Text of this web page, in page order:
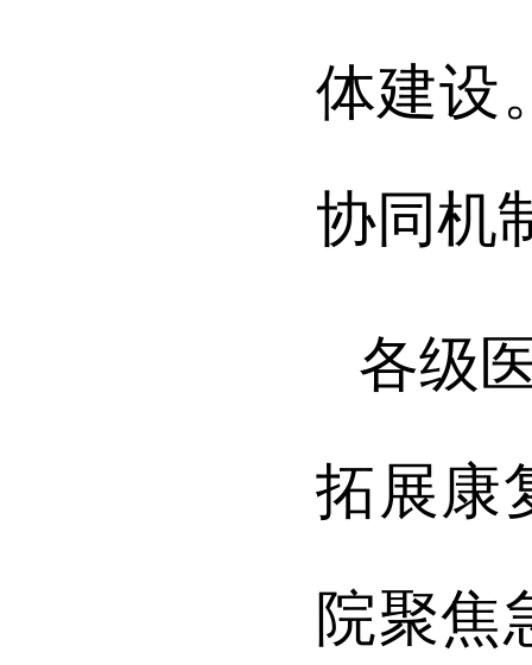
体建设
协同机
各级
拓展康
院聚焦